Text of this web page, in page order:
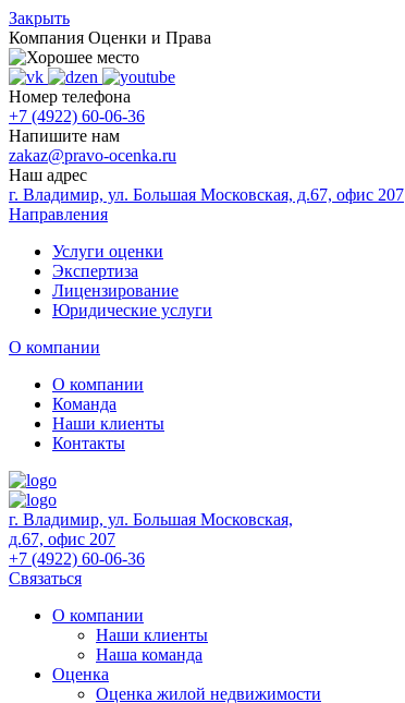
Закрыть
Компания Оценки и Права
Номер телефона
+7 (4922) 60-06-36
Напишите нам
zakaz@pravo-ocenka.ru
Наш адрес
г. Владимир, ул. Большая Московская, д.67, офис 207
Направления
Услуги оценки
Экспертиза
Лицензирование
Юридические услуги
О компании
О компании
Команда
Наши клиенты
Контакты
г. Владимир, ул. Большая Московская,
д.67, офис 207
+7 (4922) 60-06-36
Связаться
О компании
Наши клиенты
Наша команда
Оценка
Оценка жилой недвижимости